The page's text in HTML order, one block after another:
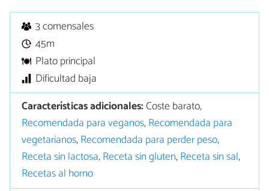
3 comensales
45m
Plato principal
Dificultad baja
Características adicionales:Coste barato,
Recomendada para veganos,Recomendada para
vegetarianos,Recomendada para perder peso,
Receta sin lactosa,Receta sin gluten,Receta sin sal,
Recetas al horno